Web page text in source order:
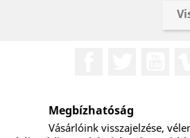
Megbízhatóság
Vásárlóink visszajelzése,